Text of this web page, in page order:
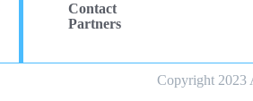
Contact
Partners
Copyright 2023